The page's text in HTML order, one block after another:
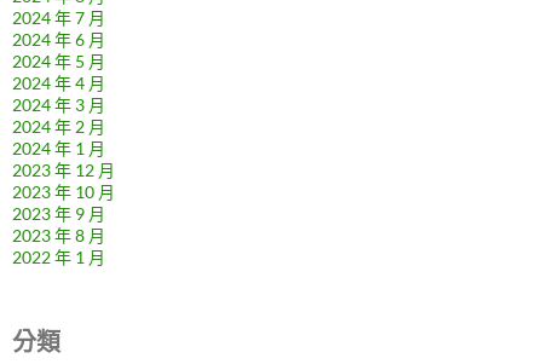
2024 年 7 月
2024 年 6 月
2024 年 5 月
2024 年 4 月
2024 年 3 月
2024 年 2 月
2024 年 1 月
2023 年 12 月
2023 年 10 月
2023 年 9 月
2023 年 8 月
2022 年 1 月
分類